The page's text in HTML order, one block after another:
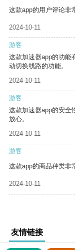
这款app的用户评论非
2024-10-11
游客
这款加速器app的功能
动切换线路的功能。
2024-10-11
游客
这款加速器app的安全
放心。
2024-10-11
游客
这款app的商品种类非
2024-10-11
友情链接